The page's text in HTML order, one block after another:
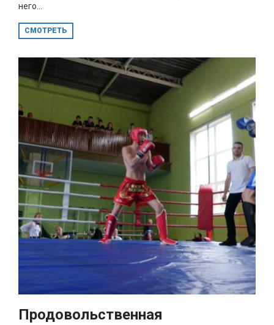
него...
СМОТРЕТЬ
Продовольственная